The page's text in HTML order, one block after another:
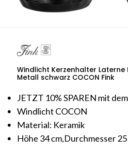
Windlicht Kerzenhalter
Metall schwarz COCON Fink
JETZT 10% SPAREN mit
Windlicht COCON
Material: Keramik
Höhe 34 cm,Durchmesser